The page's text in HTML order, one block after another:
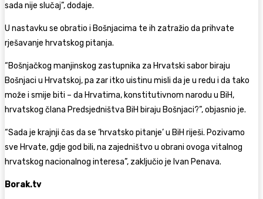
sada nije slučaj”, dodaje.
U nastavku se obratio i Bošnjacima te ih zatražio da prihvate
rješavanje hrvatskog pitanja.
“Bošnjačkog manjinskog zastupnika za Hrvatski sabor biraju
Bošnjaci u Hrvatskoj, pa zar itko uistinu misli da je u redu i da tako
može i smije biti – da Hrvatima, konstitutivnom narodu u BiH,
hrvatskog člana Predsjedništva BiH biraju Bošnjaci?”, objasnio je.
“Sada je krajnji čas da se ‘hrvatsko pitanje’ u BiH riješi. Pozivamo
sve Hrvate, gdje god bili, na zajedništvo u obrani ovoga vitalnog
hrvatskog nacionalnog interesa”, zaključio je Ivan Penava.
Borak.tv